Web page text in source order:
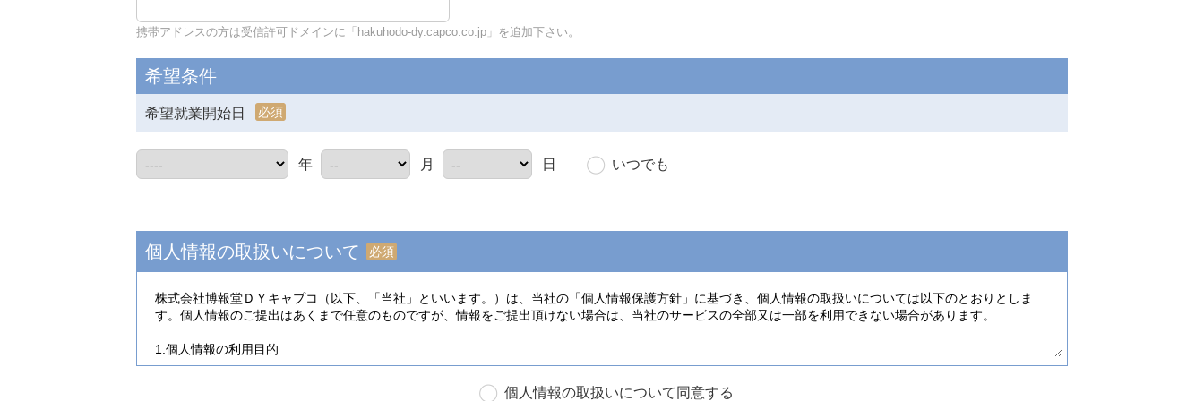
携帯アドレスの方は受信許可ドメインに「hakuhodo-dy.capco.co.jp」を追加下さい。
希望条件
希望就業開始日 必須
年 月 日 いつでも
個人情報の取扱いについて 必須
個人情報の取扱いについて同意する